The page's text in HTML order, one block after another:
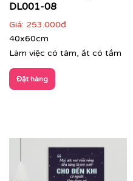
DL001-08
Giá: 253.000đ
40x60cm
Làm việc có tâm, ắt có tầm
Đặt hàng